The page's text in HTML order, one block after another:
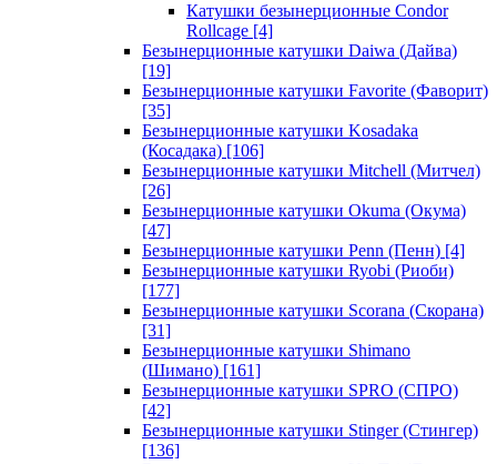
Катушки безынерционные Condor
Rollcage [4]
Безынерционные катушки Daiwa (Дайва)
[19]
Безынерционные катушки Favorite (Фаворит)
[35]
Безынерционные катушки Kosadaka
(Косадака) [106]
Безынерционные катушки Mitchell (Митчел)
[26]
Безынерционные катушки Okuma (Окума)
[47]
Безынерционные катушки Penn (Пенн) [4]
Безынерционные катушки Ryobi (Риоби)
[177]
Безынерционные катушки Scorana (Скорана)
[31]
Безынерционные катушки Shimano
(Шимано) [161]
Безынерционные катушки SPRO (СПРО)
[42]
Безынерционные катушки Stinger (Стингер)
[136]